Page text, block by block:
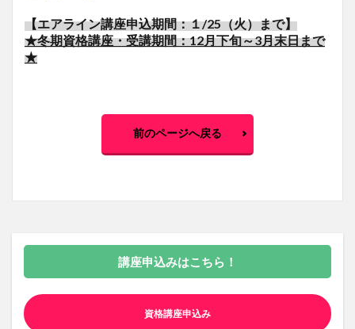
【エアライン講座申込期間：１/25（火）まで】
★冬期資格講座・受講期間：12月下旬～3月末日まで
★
前のページへ戻る
講座申込みはこちら！
資格講座申込み